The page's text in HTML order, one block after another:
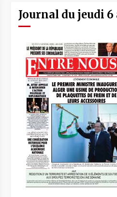
Journal du jeudi 6